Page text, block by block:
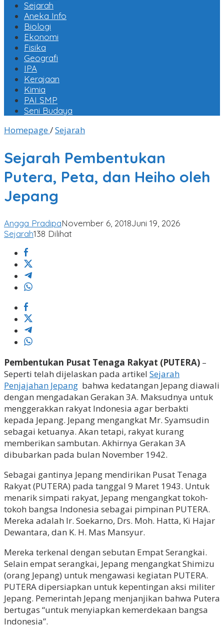
Sejarah
Aneka Info
Biologi
Ekonomi
Fisika
Geografi
IPA
Kerajaan
Kimia
PAI SMP
Seni Budaya
Homepage/SejarahSejarah
Putera,
Peta,
dan
Heiho
Sejarah Pembentukan
Putera, Peta, dan Heiho oleh
Jepang
Angga PradipaNovember 6, 2018Juni 19, 2026
Sejarah138 Dilihat
Pembentukan Pusat Tenaga Rakyat (PUTERA) –
Seperti telah dijelaskan pada artikel Sejarah
Penjajahan Jepang bahwa kedatangan Jepang diawali
dengan mengadakan Gerakan 3A. Maksudnya untuk
menggerakkan rakyat Indonesia agar berbakti
kepada Jepang. Jepang mengangkat Mr. Syamsudin
sebagai ketuanya. Akan tetapi, rakyat kurang
memberikan sambutan. Akhirnya Gerakan 3A
dibubarkan pada bulan November 1942.
Sebagai gantinya Jepang mendirikan Pusat Tenaga
Rakyat (PUTERA) pada tanggal 9 Maret 1943. Untuk
menarik simpati rakyat, Jepang mengangkat tokoh-
tokoh bangsa Indonesia sebagai pimpinan PUTERA.
Mereka adalah Ir. Soekarno, Drs. Moh. Hatta, Ki Hajar
Dewantara, dan K. H. Mas Mansyur.
Mereka terkenal dengan sebutan Empat Serangkai.
Selain empat serangkai, Jepang mengangkat Shimizu
(orang Jepang) untuk mengawasi kegiatan PUTERA.
PUTERA dipersiapkan untuk kepentingan aksi militer
Jepang. Pemerintah Jepang menjanjikan bahwa Putera
bertugas “untuk menyiapkan kemerdekaan bangsa
Indonesia”.